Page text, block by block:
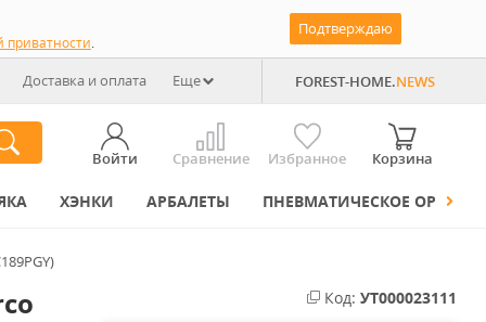
приватности.
Подтверждаю
Доставка и оплата Еще FOREST-HOME.NEWS
Войти Сравнение Избранное Корзина
ХЭНКИ АРБАЛЕТЫ ПНЕВМАТИЧЕСКОЕ ОРУЖИЕ
Код: УТ000023111